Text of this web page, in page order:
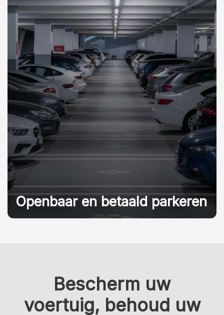
Openbaar en betaald parkeren
Bescherm uw
voertuig, behoud uw